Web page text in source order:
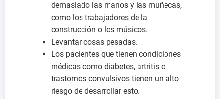
demasiado las manos y las muñecas,
como los trabajadores de la
construcción o los músicos.
Levantar cosas pesadas.
Los pacientes que tienen condiciones
médicas como diabetes, artritis o
trastornos convulsivos tienen un alto
riesgo de desarrollar esto.